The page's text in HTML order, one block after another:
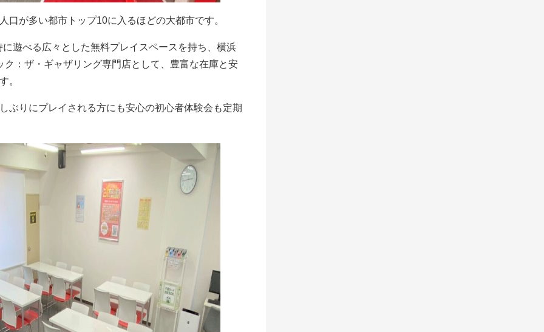
口が多い都市トップ10に入るほどの大都市です。
遊べる広々とした無料プレイスペースを持ち、横浜
：ザ・ギャザリング専門店として、豊富な在庫と安
。
ぶりにプレイされる方にも安心の初心者体験会も定期